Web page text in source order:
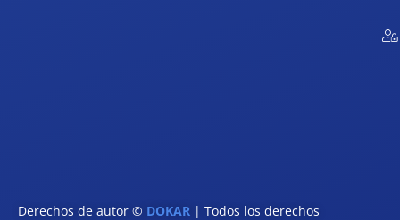
Derechos de autor © DOKAR | Todos los derechos